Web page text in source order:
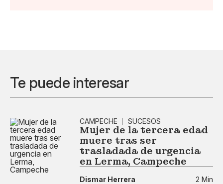
Te puede interesar
CAMPECHE SUCESOS
Mujer de la tercera edad
muere tras ser
trasladada de urgencia
en Lerma, Campeche
Dismar Herrera
2 Min